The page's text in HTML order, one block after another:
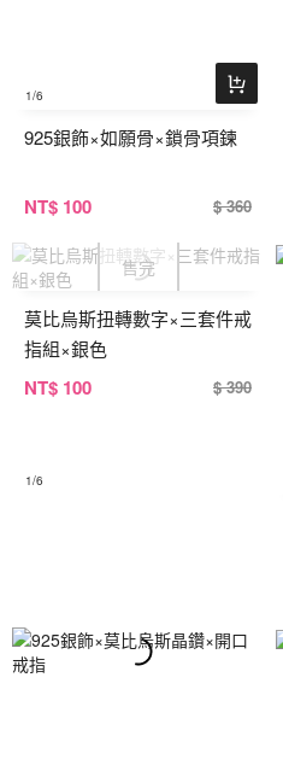
1/6
925銀飾×如願骨×鎖骨項鍊
NT$ 100 $ 360
1/6
莫比烏斯扭轉數字×三套件戒
指組×銀色
NT$ 100 $ 390